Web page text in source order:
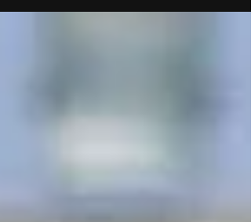
seizoen bekend! De stand is...